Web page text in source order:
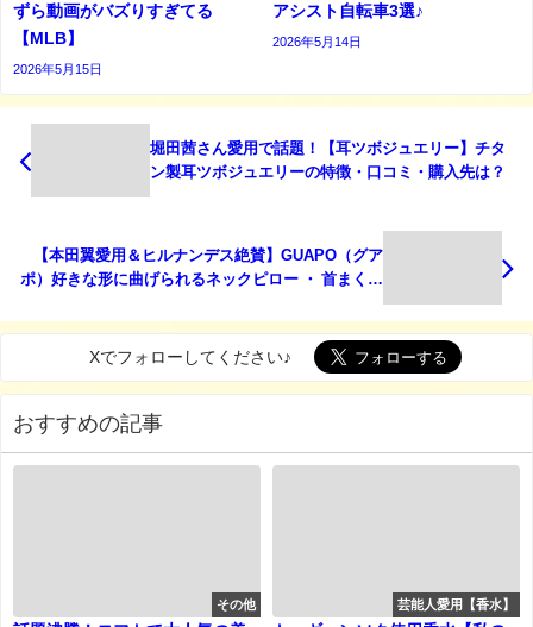
ずら動画がバズりすぎてる
【MLB】
2026年5月15日
アシスト自転車3選♪
2026年5月14日
堀田茜さん愛用で話題！【耳ツボジュエリー】チタ
ン製耳ツボジュエリーの特徴・口コミ・購入先は？
【本田翼愛用＆ヒルナンデス絶賛】GUAPO（グア
ポ）好きな形に曲げられるネックピロー ・ 首まくら
Xでフォローしてください♪
おすすめの記事
その他 芸能人愛用【香水】